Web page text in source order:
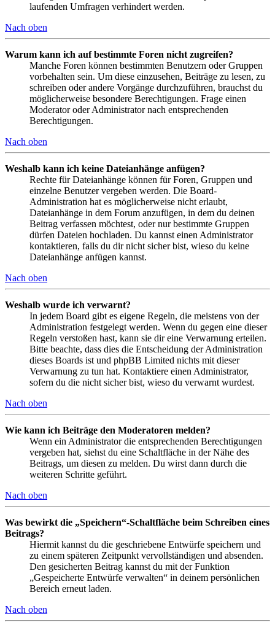
laufenden Umfragen verhindert werden.
Nach oben
Warum kann ich auf bestimmte Foren nicht zugreifen?
Manche Foren können bestimmten Benutzern oder Gruppen
vorbehalten sein. Um diese einzusehen, Beiträge zu lesen, zu
schreiben oder andere Vorgänge durchzuführen, brauchst du
möglicherweise besondere Berechtigungen. Frage einen
Moderator oder Administrator nach entsprechenden
Berechtigungen.
Nach oben
Weshalb kann ich keine Dateianhänge anfügen?
Rechte für Dateianhänge können für Foren, Gruppen und
einzelne Benutzer vergeben werden. Die Board-
Administration hat es möglicherweise nicht erlaubt,
Dateianhänge in dem Forum anzufügen, in dem du deinen
Beitrag verfassen möchtest, oder nur bestimmte Gruppen
dürfen Dateien hochladen. Du kannst einen Administrator
kontaktieren, falls du dir nicht sicher bist, wieso du keine
Dateianhänge anfügen kannst.
Nach oben
Weshalb wurde ich verwarnt?
In jedem Board gibt es eigene Regeln, die meistens von der
Administration festgelegt werden. Wenn du gegen eine dieser
Regeln verstoßen hast, kann sie dir eine Verwarnung erteilen.
Bitte beachte, dass dies die Entscheidung der Administration
dieses Boards ist und phpBB Limited nichts mit dieser
Verwarnung zu tun hat. Kontaktiere einen Administrator,
sofern du die nicht sicher bist, wieso du verwarnt wurdest.
Nach oben
Wie kann ich Beiträge den Moderatoren melden?
Wenn ein Administrator die entsprechenden Berechtigungen
vergeben hat, siehst du eine Schaltfläche in der Nähe des
Beitrags, um diesen zu melden. Du wirst dann durch die
weiteren Schritte geführt.
Nach oben
Was bewirkt die „Speichern“-Schaltfläche beim Schreiben eines
Beitrags?
Hiermit kannst du die geschriebene Entwürfe speichern und
zu einem späteren Zeitpunkt vervollständigen und absenden.
Den gesicherten Beitrag kannst du mit der Funktion
„Gespeicherte Entwürfe verwalten“ in deinem persönlichen
Bereich erneut laden.
Nach oben